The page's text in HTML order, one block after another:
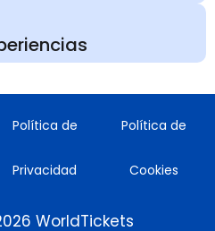
Política de
Privacidad
Política de
Cookies
WorldTickets